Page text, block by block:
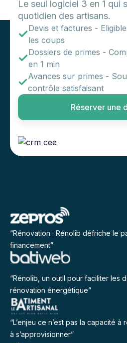
Le seul logiciel 3 en 1 qui
quotidien des artisans.
Devis et factures -
les coups
Dossiers de primes -
en 1 min
Avances sur primes -
contrôle satisfaisant
Réserver une
“Rénovation : Rénolib défriche le
financement”
“Rénolib, un outil pour faciliter les
rénovation énergétique”
“L’enjeu ce n’est pas la capacité à
à s’approvisionner”